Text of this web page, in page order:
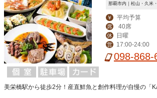
那覇市内｜松山・久米
￥ 平均予算
席 40席
休 日曜
営 17:00-24:00
098-868-
美栄橋駅から徒歩2分！産直鮮魚と創作料理が自慢の「